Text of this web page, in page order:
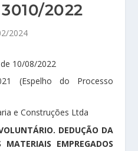
2022
2024
10/08/2022
(Espelho do Processo
e Construções Ltda
DEDUÇÃO DA
EMPREGADOS